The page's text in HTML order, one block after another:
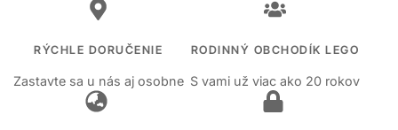
RÝCHLE DORUČENIE
Zastavte sa u nás aj osobne
RODINNÝ OBCHODÍK LEGO
S vami už viac ako 20 rokov